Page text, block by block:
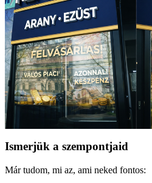
Ismerjük a szempontjaid
Már tudom, mi az, ami neked fontos: